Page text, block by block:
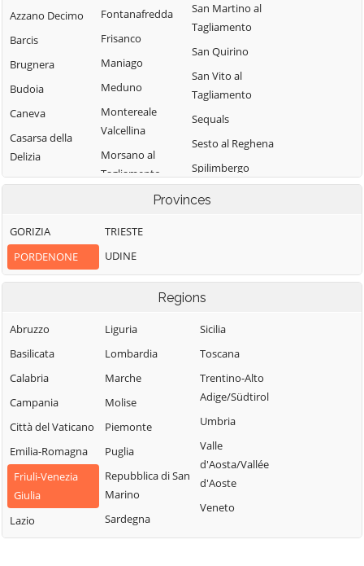
Azzano Decimo
Barcis
Brugnera
Budoia
Caneva
Casarsa della
Delizia
Castelnovo del
Chions
Cimolais
Clauzetto
Cordenons
Cordovado
Fontanafredda
Frisanco
Maniago
Meduno
Montereale
Valcellina
Morsano al
Tagliamento
Tagliamento
Polcenigo
Pordenone
Prata di
Pordenone
Pravisdomini
Roveredo in
Piano
San Martino al
Tagliamento
San Quirino
San Vito al
Tagliamento
Sequals
Sesto al Reghena
Spilimbergo
Travesio
Vajont
Valvasone
Vito d'Asio
Vivaro
Zoppola
Provinces
GORIZIA
PORDENONE
TRIESTE
UDINE
Regions
Abruzzo
Basilicata
Calabria
Campania
Città del Vaticano
Emilia-Romagna
Friuli-Venezia
Giulia
Lazio
Liguria
Lombardia
Marche
Molise
Piemonte
Puglia
Repubblica di San
Marino
Sardegna
Sicilia
Toscana
Trentino-Alto
Adige/Südtirol
Umbria
Valle
d'Aosta/Vallée
d'Aoste
Veneto